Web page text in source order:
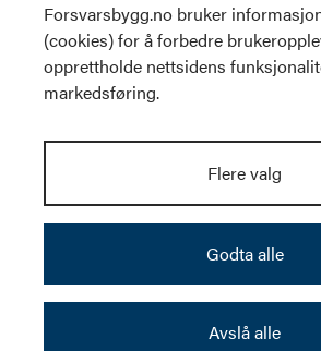
Forsvarsbygg.no bruker
(cookies) for å forbedre
opprettholde nettsidens
markedsføring.
Flere valg
Godta alle
Avslå alle
Skilt og visuell profil
Fakturainformasjon
Personvernerklæring
Nyhetsbrev